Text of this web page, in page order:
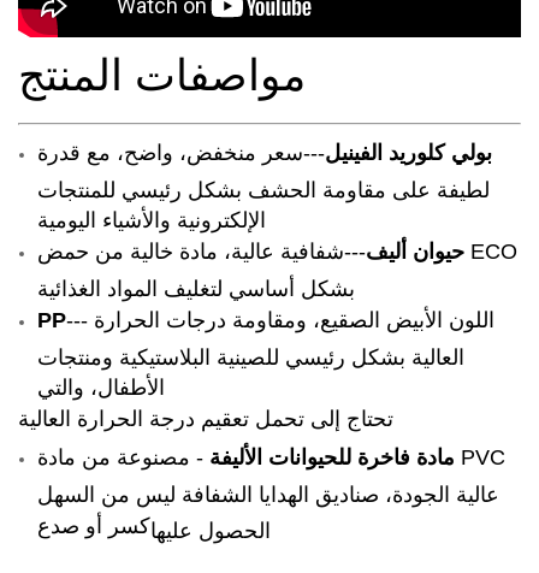
مواصفات المنتج
بولي كلوريد الفينيل---سعر منخفض، واضح، مع قدرة
لطيفة على مقاومة الحشف بشكل رئيسي للمنتجات
الإلكترونية والأشياء اليومية
حيوان أليف---شفافية عالية، مادة خالية من حمض ECO
بشكل أساسي لتغليف المواد الغذائية
PP--- اللون الأبيض الصقيع، ومقاومة درجات الحرارة
العالية بشكل رئيسي للصينية البلاستيكية ومنتجات
الأطفال، والتي
تحتاج إلى تحمل تعقيم درجة الحرارة العالية
مادة فاخرة للحيوانات الأليفة - مصنوعة من مادة PVC
عالية الجودة، صناديق الهدايا الشفافة ليس من السهل
الحصول عليهاكسر أو صدع